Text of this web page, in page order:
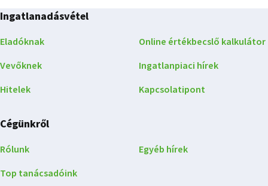
Ingatlanadásvétel
Eladóknak
Vevőknek
Hitelek
Online értékbecslő kalkulátor
Ingatlanpiaci hírek
Kapcsolatipont
Cégünkről
Rólunk
Top tanácsadóink
Egyéb hírek